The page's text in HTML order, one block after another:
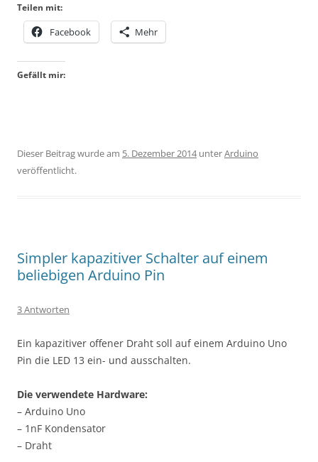
Teilen mit:
Facebook Mehr
Gefällt mir:
Dieser Beitrag wurde am 5. Dezember 2014unterArduino
veröffentlicht.
Simpler kapazitiver Schalter auf einem
beliebigen Arduino Pin
3 Antworten
Ein kapazitiver offener Draht soll auf einem Arduino Uno
Pin die LED 13 ein- und ausschalten.
Die verwendete Hardware:
– Arduino Uno
– 1nF Kondensator
– Draht